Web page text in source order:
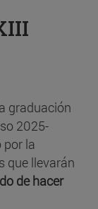
graduación
2025-
por la
que llevarán
de hacer